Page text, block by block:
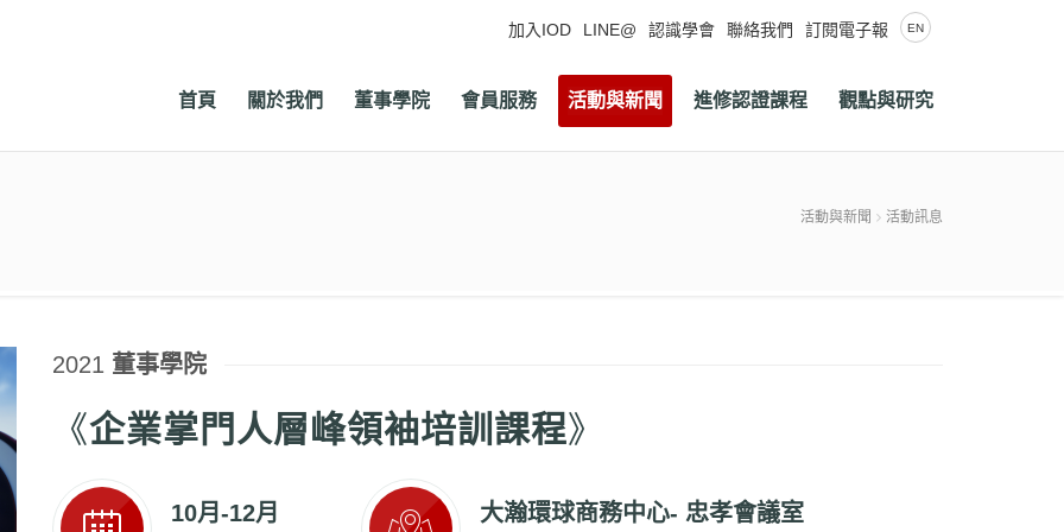
加入IOD LINE@ 認識學會 聯絡我們 訂閱電子報 EN
首頁 關於我們 董事學院 會員服務 活動與新聞 進修認證課程 觀點與研究
活動與新聞 活動訊息
2021 董事學院
《企業掌門人層峰領袖培訓課程》
10月-12月 大瀚環球商務中心- 忠孝會議室